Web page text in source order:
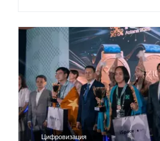
Цифровизация